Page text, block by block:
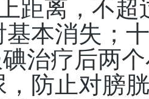
距离，不
本消失；
疗后两个
，防止对膀